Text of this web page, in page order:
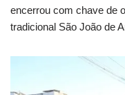
encerrou com chave de
tradicional São João de